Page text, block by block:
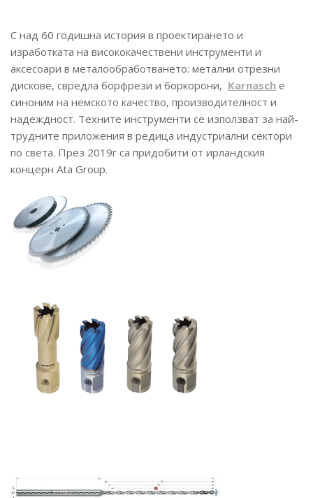
С над 60 годишна история в проектирането и
изработката на висококачествени инструменти и
аксесоари в металообработването: метални отрезни
дискове, свредла борфрези и боркорони, Karnasch е
синоним на немското качество, производителност и
надеждност. Техните инструменти се използват за най-
трудните приложения в редица индустриални сектори
по света. През 2019г са придобити от ирландския
концерн Ata Group.